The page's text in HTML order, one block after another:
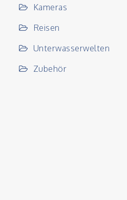
Kameras
Reisen
Unterwasserwelten
Zubehör